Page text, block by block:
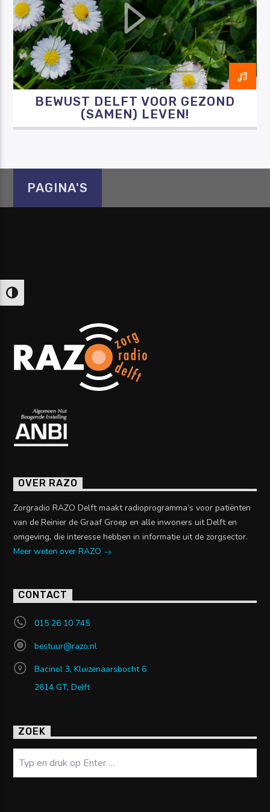
Keuze voor hoog contrast
Luister RAZO online
BEWUST DELFT VOOR GEZOND
(SAMEN) LEVEN!
PAGINA'S
OVER RAZO
Zorgradio RAZO Delft maakt radioprogramma’s voor patiënten
van de Reinier de Graaf Groep en alle inwoners uit Delft en
omgeving, die interesse hebben in informatie uit de zorgsector.
Meer weten over RAZO
CONTACT
015 26 10 745
bestuur@razo.nl
Bacinol 3, Kluizenaarsbocht 6
2614 GT, Delft
ZOEK